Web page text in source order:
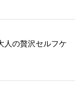
人の贅沢セルフケ